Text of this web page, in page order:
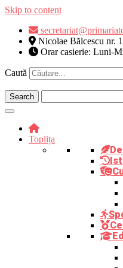
Skip to content
Nicolae Bălcescu nr.
Orar casierie: Luni-
Caută
Toplița